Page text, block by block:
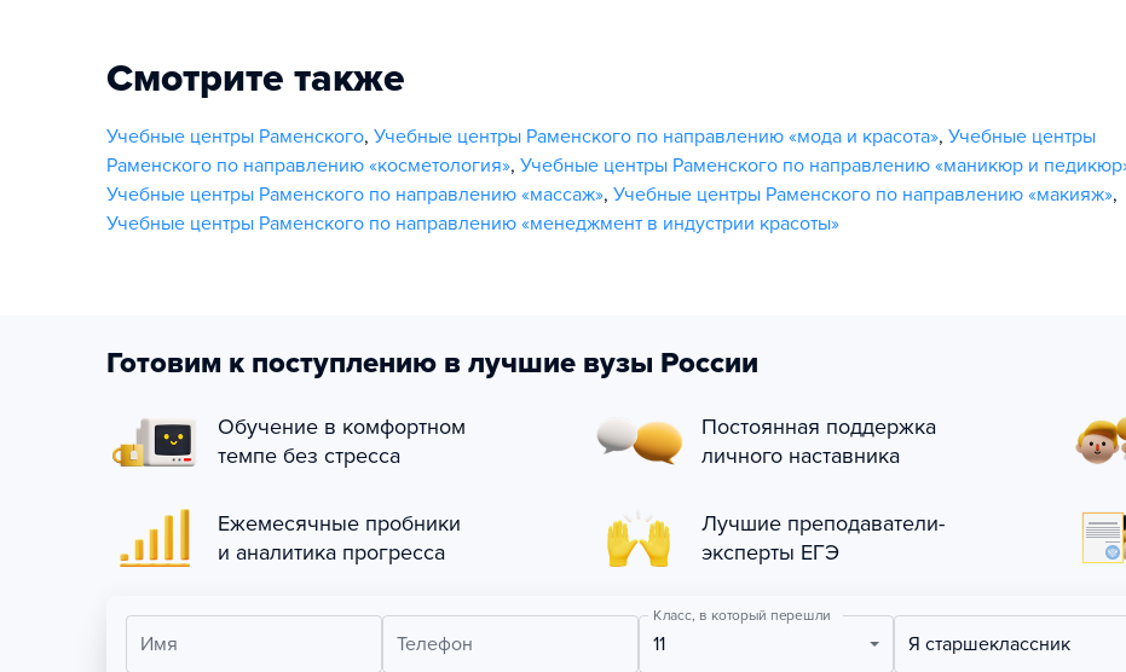
Смотрите также
Учебные центры Раменского, Учебные центры Раменского по направлению «мода и красота», Учебные центры
Раменского по направлению «косметология», Учебные центры Раменского по направлению «маникюр и
Учебные центры Раменского по направлению «массаж», Учебные центры Раменского по направлению «макияж»,
Учебные центры Раменского по направлению «менеджмент в индустрии красоты»
Готовим к поступлению в лучшие вузы России
Обучение в комфортном
темпе без стресса
Постоянная поддержка
личного наставника
Ежемесячные пробники
и аналитика прогресса
Лучшие преподаватели-
эксперты ЕГЭ
Имя Телефон
Класс, в который перешли
11 Я старшеклассник